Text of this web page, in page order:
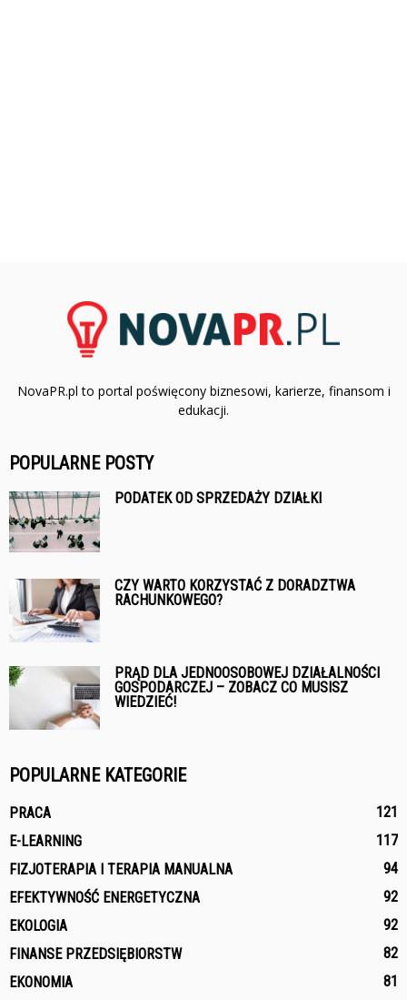
NovaPR.pl to portal poświęcony biznesowi, karierze, finansom i
edukacji.
POPULARNE POSTY
PODATEK OD SPRZEDAŻY DZIAŁKI
CZY WARTO KORZYSTAĆ Z DORADZTWA
RACHUNKOWEGO?
PRĄD DLA JEDNOOSOBOWEJ DZIAŁALNOŚCI
GOSPODARCZEJ – ZOBACZ CO MUSISZ
WIEDZIEĆ!
POPULARNE KATEGORIE
PRACA
121
E-LEARNING
117
FIZJOTERAPIA I TERAPIA MANUALNA
94
EFEKTYWNOŚĆ ENERGETYCZNA
92
EKOLOGIA
92
FINANSE PRZEDSIĘBIORSTW
82
EKONOMIA
81